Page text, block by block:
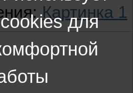
Картинка 1
для